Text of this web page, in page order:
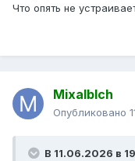
Что опять не
Mixalblch
Опубликовано
В 11.06.2026 в